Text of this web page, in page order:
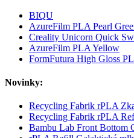
BIQU
AzureFilm PLA Pearl
Creality Unicorn Quick
AzureFilm PLA Yellow
FormFutura High Gloss
Novinky:
Recycling Fabrik rPLA
Recycling Fabrik rPLA
Bambu Lab Front Bottom